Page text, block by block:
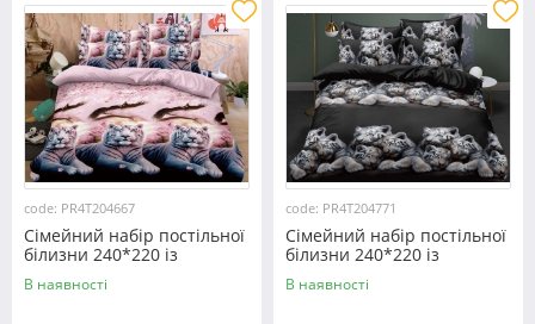
code: PR4T204667
Сімейний набір постільної
білизни 240*220 із
полікотону №204667
Черешенька™
В наявності
code: PR4T204771
Сімейний набір постільної
білизни 240*220 із
полікотону №204771
Черешенька™
В наявності